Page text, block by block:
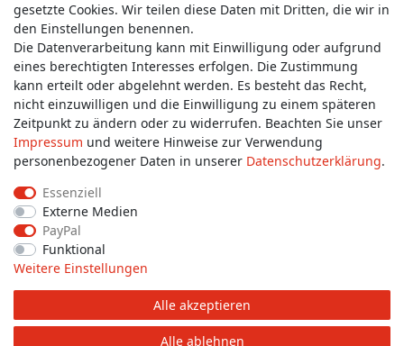
Wünschen Sie einen Rückruf?
service@allmyclothes.de
Schreiben Sie uns:
service@allmyclothes.de
Impressum
Widerrufs­recht
© Copyright 2026 allmyclothes.de | Alle Rechte vorbehalten.
gesetzte Cookies. Wir teilen diese Daten mit Dritten, die wir in
den Einstellungen benennen.
Die Datenverarbeitung kann mit Einwilligung oder aufgrund
eines berechtigten Interesses erfolgen. Die Zustimmung
kann erteilt oder abgelehnt werden. Es besteht das Recht,
nicht einzuwilligen und die Einwilligung zu einem späteren
Zeitpunkt zu ändern oder zu widerrufen. Beachten Sie unser
Impressum und weitere Hinweise zur Verwendung
personenbezogener Daten in unserer Daten­schutz­erklärung.
Essenziell
Externe Medien
PayPal
Funktional
Weitere Einstellungen
Alle akzeptieren
Alle ablehnen